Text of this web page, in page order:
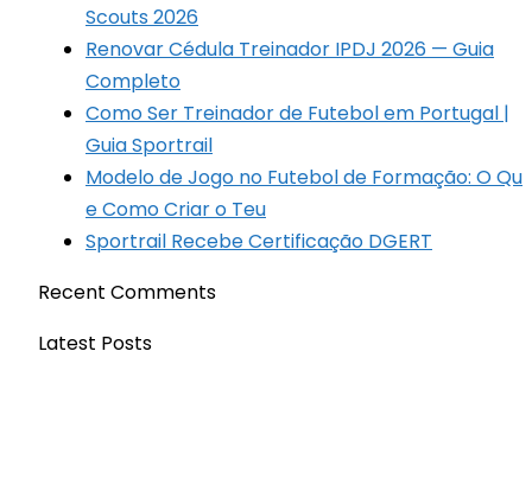
Scouts 2026
Renovar Cédula Treinador IPDJ 2026 — Guia
Completo
Como Ser Treinador de Futebol em Portugal |
Guia Sportrail
Modelo de Jogo no Futebol de Formação: O
e Como Criar o Teu
Sportrail Recebe Certificação DGERT
Recent Comments
Latest Posts